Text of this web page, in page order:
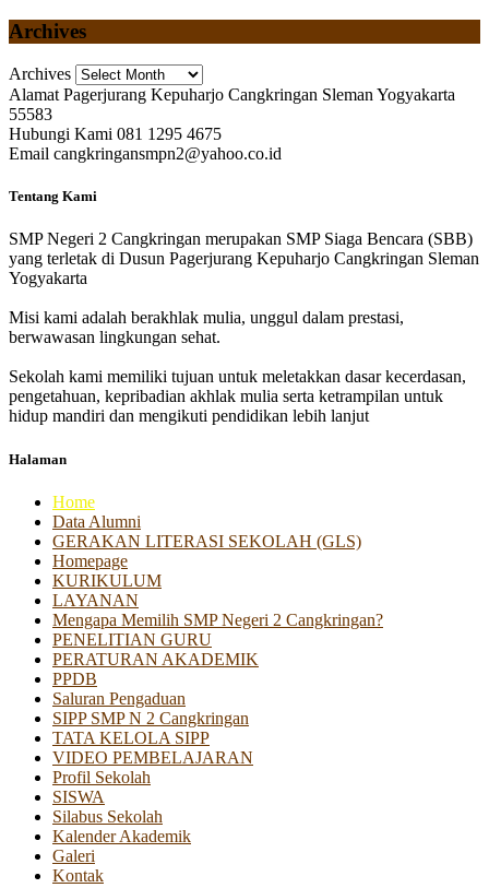
Archives
Archives
Alamat Pagerjurang Kepuharjo Cangkringan Sleman Yogyakarta
55583
Hubungi Kami 081 1295 4675
Email cangkringansmpn2@yahoo.co.id
Tentang Kami
SMP Negeri 2 Cangkringan merupakan SMP Siaga Bencara (SBB)
yang terletak di Dusun Pagerjurang Kepuharjo Cangkringan Sleman
Yogyakarta
Misi kami adalah berakhlak mulia, unggul dalam prestasi,
berwawasan lingkungan sehat.
Sekolah kami memiliki tujuan untuk meletakkan dasar kecerdasan,
pengetahuan, kepribadian akhlak mulia serta ketrampilan untuk
hidup mandiri dan mengikuti pendidikan lebih lanjut
Halaman
Home
Data Alumni
GERAKAN LITERASI SEKOLAH (GLS)
Homepage
KURIKULUM
LAYANAN
Mengapa Memilih SMP Negeri 2 Cangkringan?
PENELITIAN GURU
PERATURAN AKADEMIK
PPDB
Saluran Pengaduan
SIPP SMP N 2 Cangkringan
TATA KELOLA SIPP
VIDEO PEMBELAJARAN
Profil Sekolah
SISWA
Silabus Sekolah
Kalender Akademik
Galeri
Kontak